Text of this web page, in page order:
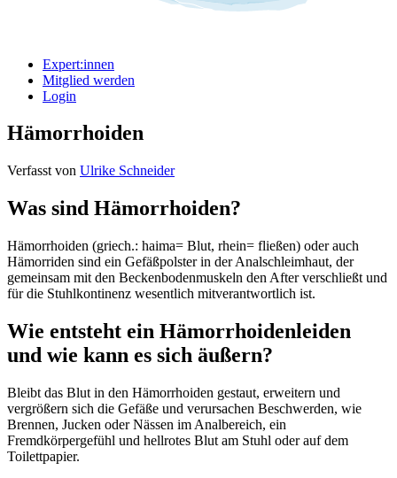
Expert:innen
Mitglied werden
Login
Hämorrhoiden
Verfasst von Ulrike Schneider
Was sind Hämorrhoiden?
Hämorrhoiden (griech.: haima= Blut, rhein= fließen) oder auch
Hämorriden sind ein Gefäßpolster in der Analschleimhaut, der
gemeinsam mit den Beckenbodenmuskeln den After verschließt und
für die Stuhlkontinenz wesentlich mitverantwortlich ist.
Wie entsteht ein Hämorrhoidenleiden
und wie kann es sich äußern?
Bleibt das Blut in den Hämorrhoiden gestaut, erweitern und
vergrößern sich die Gefäße und verursachen Beschwerden, wie
Brennen, Jucken oder Nässen im Analbereich, ein
Fremdkörpergefühl und hellrotes Blut am Stuhl oder auf dem
Toilettpapier.